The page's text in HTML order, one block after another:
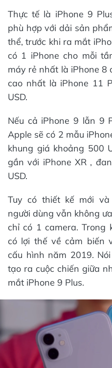
Thực tế là iPhone 9
phù hợp với dải sản
thể, trước khi ra mắt
có 1 iPhone cho mỗi
máy rẻ nhất là iPhone 8
cao nhất là iPhone 11
USD.
Nếu cả iPhone 9 lẫn 9
Apple sẽ có 2 mẫu
khung giá khoảng 500
gần với iPhone XR ,
USD.
Tuy có thiết kế mới và
người dùng vẫn không
chỉ có 1 camera. Trong
có lợi thế về cảm biến
cấu hình năm 2019.
tạo ra cuộc chiến giữa
mắt iPhone 9 Plus.